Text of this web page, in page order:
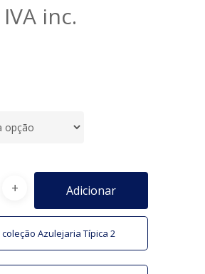
IVA inc.
Adicionar
Azulejaria Típica 2